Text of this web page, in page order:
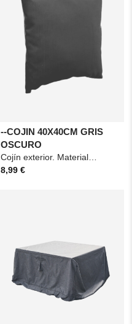
--COJIN 40X40CM GRIS
OSCURO
8,99 €